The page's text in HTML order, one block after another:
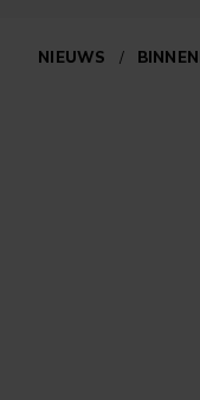
NIEUWS /